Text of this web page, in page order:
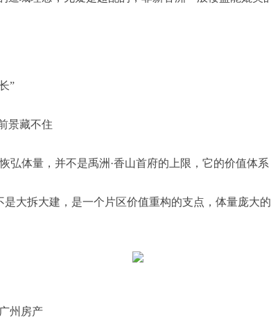
”
景藏不住
弘体量，并不是禹洲·香山首府的上限，它的价值体系
是大拆大建，是一个片区价值重构的支点，体量庞大
州房产